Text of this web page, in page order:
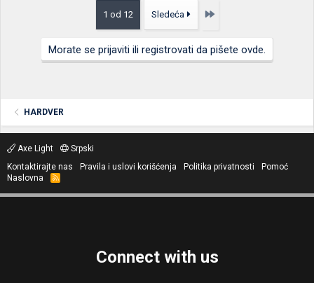
1 od 12 Sledeća Poslednja
Morate se prijaviti ili registrovati da pišete ovde.
HARDVER
Axe Light
Srpski
Kontaktirajte nas
Pravila i uslovi korišćenja Politika privatnosti
Pomoć
Naslovna
R
S
Connect with us